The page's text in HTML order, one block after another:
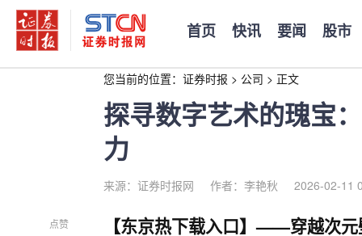
首页 快讯 要闻 股市
您当前的位置： 证券时报 > 公司 > 正文
探寻数字艺术的瑰宝
力
来源：证券时报网 作者：李艳秋 2026-02-11
点赞 【东京热下载入口】——穿越次